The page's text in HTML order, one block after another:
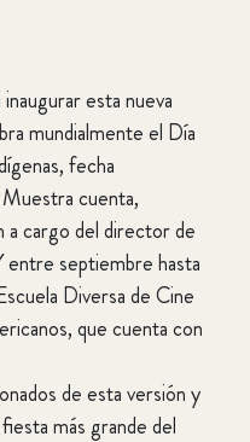
esta nueva
mundialmente el Día
fecha
cuenta,
a cargo del director de
entre septiembre hasta
Diversa de Cine
que cuenta con
de esta versión y
más grande del